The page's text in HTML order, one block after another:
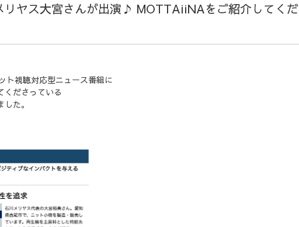
リヤス大宮さんが出演♪ MOTTAiiNAをご紹介してくだ
ト視聴対応型ニュース番組に
くださっている
た。